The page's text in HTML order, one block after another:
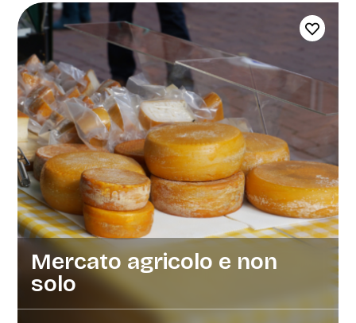
Mercato agricolo e non
solo